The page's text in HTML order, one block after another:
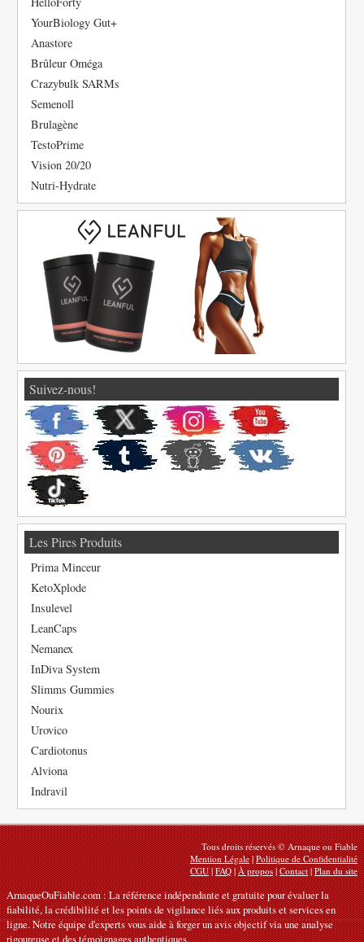
YourBiology Gut+
Anastore
Brûleur Oméga
Crazybulk SARMs
Semenoll
Brulagène
TestoPrime
Vision 20/20
Nutri-Hydrate
Suivez-nous!
Les Pires Produits
Prima Minceur
KetoXplode
Insulevel
LeanCaps
Nemanex
InDiva System
Slimms Gummies
Nourix
Urovico
Cardiotonus
Alviona
Indravil
Tous droits réservés © Arnaque ou Fiable
Mention Légale|Politique de Confidentialité
CGU|FAQ|À propos|Contact|Plan du site
ArnaqueOuFiable.com : La référence indépendante et gratuite pour évaluer la
fiabilité, la crédibilité et les points de vigilance liés aux produits et services en
ligne. Notre équipe d'experts vous aide à forger un avis objectif via une analyse
rigoureuse et des témoignages authentiques.